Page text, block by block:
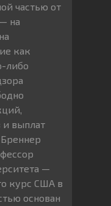
частью от
на
как
либо
выплат
—
курс США в
основан